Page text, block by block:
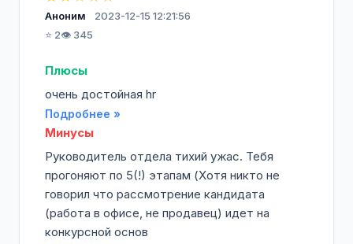
Аноним
2023-12-15 12:21:56
⭐ 2👁️ 345
Плюсы
очень достойная hr
Подробнее »
Минусы
Руководитель отдела тихий ужас. Тебя
прогоняют по 5(!) этапам (Хотя никто не
говорил что рассмотрение кандидата
(работа в офисе, не продавец) идет на
конкурсной основ